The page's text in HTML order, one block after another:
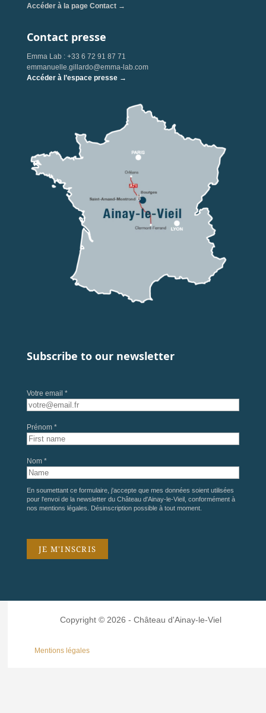
Accéder à la page Contact →
Contact presse
Emma Lab : +33 6 72 91 87 71
emmanuelle.gillardo@emma-lab.com
Accéder à l’espace presse →
Subscribe to our newsletter
Votre email *
Prénom *
Nom *
En soumettant ce formulaire, j'accepte que mes données soient utilisées
pour l'envoi de la newsletter du Château d'Ainay-le-Vieil, conformément à
nos mentions légales . Désinscription possible à tout moment.
Copyright © 2026 - Château d'Ainay-le-Viel
Mentions légales